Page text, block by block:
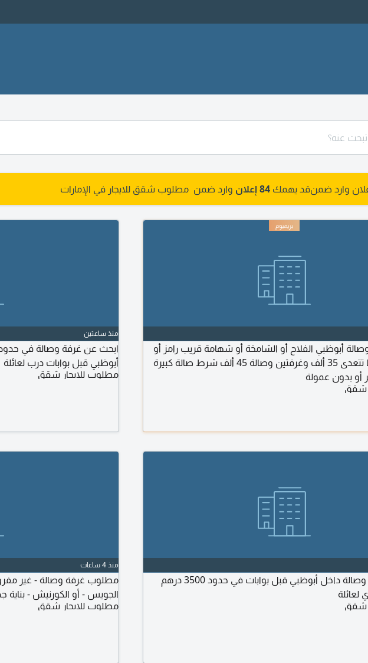
وارد ضمنقد يهمك 84 إعلان وارد ضمن مطلوب شقق للايجار في الإمارات
أبوظبي الفلاح أو الشامخة أو شهامة قريب رامز أو
ديرفييلز مول ما تتعدى 35 ألف وغرفتين وصالة 45 ألف شرط صالة كبيرة
أو بدون عمولة
شقق
منذ ساعتين
أبوظبي قبل بوابات درب لعائلة
مطلوب للايجار شقق
ابحث عن غرفة وصالة داخل أبوظبي قبل بوابات في حدود 3500 درهم
شقق
منذ 4 ساعات
مطلوب غرفة وصالة - غير
الجويس - أو الكورنيش - بناية
مطلوب للايجار شقق